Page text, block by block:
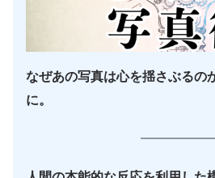
なぜあの写真は心を揺さぶるの
に。